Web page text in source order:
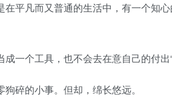
平凡而又普通的生活中，有一个知
个工具，也不会去在意自己的付出“
碎的小事。但却，绵长悠远。